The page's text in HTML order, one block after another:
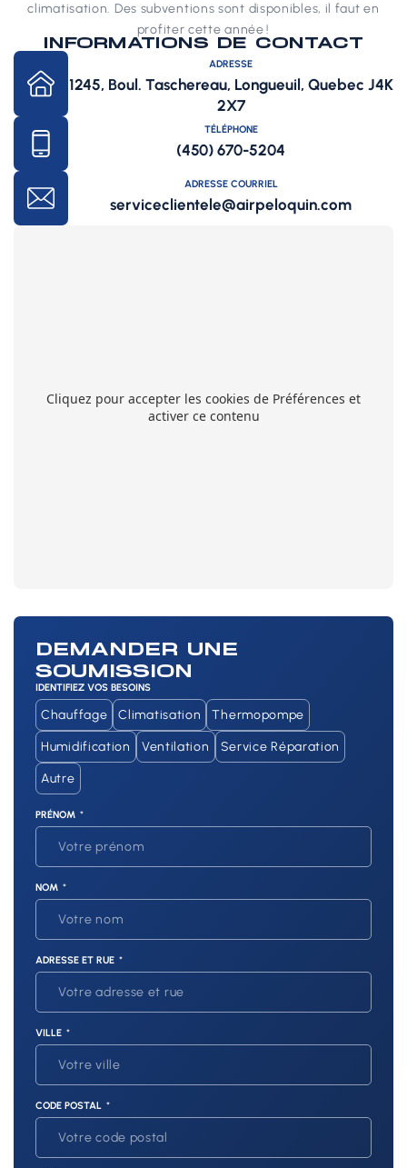
climatisation. Des subventions sont disponibles, il faut en
profiter cette année !
INFORMATIONS DE CONTACT
ADRESSE
1245, Boul. Taschereau, Longueuil, Quebec J4K
2X7
TÉLÉPHONE
(450) 670-5204
ADRESSE COURRIEL
serviceclientele@airpeloquin.com
Cliquez pour accepter les cookies de Préférences et
activer ce contenu
DEMANDER UNE
SOUMISSION
IDENTIFIEZ VOS BESOINS
Chauffage Climatisation Thermopompe
Humidification Ventilation Service Réparation
Autre
PRÉNOM
NOM
ADRESSE ET RUE
VILLE
CODE POSTAL